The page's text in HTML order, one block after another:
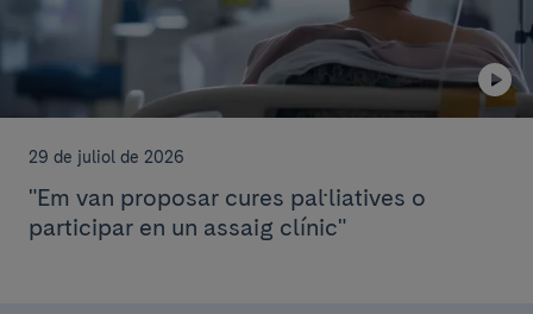
29 de juliol de 2026
"Em van proposar cures pal·liatives o
participar en un assaig clínic"